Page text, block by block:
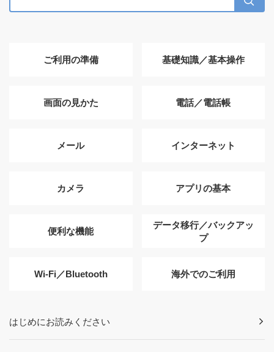
ご利用の準備 基礎知識／基本操作
画面の見かた 電話／電話帳
メール インターネット
カメラ アプリの基本
便利な機能
データ移行／バックアッ
プ
Wi-Fi／Bluetooth 海外でのご利用
はじめにお読みください